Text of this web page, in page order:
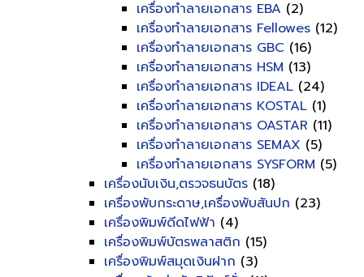
เครื่องทำลายเอกสาร EBA (2)
เครื่องทำลายเอกสาร Fellowes (12)
เครื่องทำลายเอกสาร GBC (16)
เครื่องทำลายเอกสาร HSM (13)
เครื่องทำลายเอกสาร IDEAL (24)
เครื่องทำลายเอกสาร KOSTAL (1)
เครื่องทำลายเอกสาร OASTAR (11)
เครื่องทำลายเอกสาร SEMAX (5)
เครื่องทำลายเอกสาร SYSFORM (5)
เครื่องนับเงิน,ตรวจธนบัตร (18)
เครื่องพับกระดาษ,เครื่องพับสันปก (23)
เครื่องพิมพ์ดีดไฟฟ้า (4)
เครื่องพิมพ์บัตรพลาสติก (15)
เครื่องพิมพ์สมุดเงินฝาก (3)